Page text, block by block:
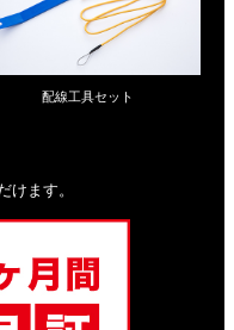
配線工具セット
けます。